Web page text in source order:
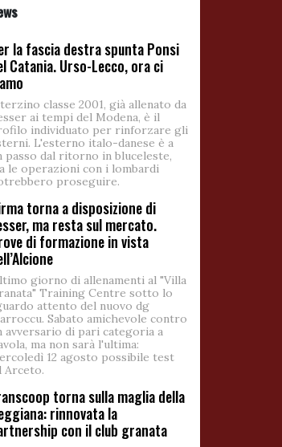
la fascia destra spunta Ponsi
Catania. Urso-Lecco, ora ci
classe 2001, già allenato da
ai tempi del Modena, è il
individuato per rinforzare gli
L'esterno italo-danese è a
passo dal ritorno in bluceleste,
le operazioni con i lombardi
proseguire.
torna a disposizione di
ma resta sul mercato.
di formazione in vista
giorno di allenamenti al "Villa
Training Centre sotto lo
attento del nuovo dg
Sabato amichevole contro
avversario di pari categoria a
ma non sarà l'ultima:
12 agosto possibile test
Arceto.
torna sulla maglia della
rinnovata la
con il club granata